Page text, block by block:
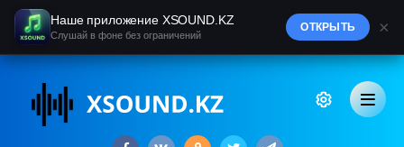
Наше приложение XSOUND.KZ
Слушай в фоне без ограничений
ОТКРЫТЬ ×